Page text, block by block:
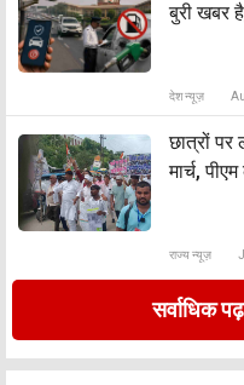
बुरी खबर
देश न्यूज़
छात्रों पर
मार्च,
राज्य न्यूज़
सर्वाधिक